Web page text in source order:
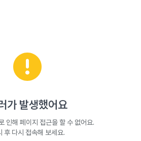
가 발생했어요
인해 페이지 접근을 할 수 없어요.
후 다시 접속해 보세요.